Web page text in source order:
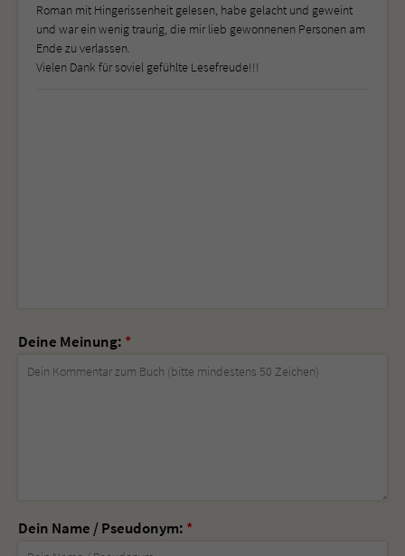
Roman mit Hingerissenheit gelesen, habe gelacht und geweint
und war ein wenig traurig, die mir lieb gewonnenen Personen am
Ende zu verlassen.
Vielen Dank für soviel gefühlte Lesefreude!!!
Deine Meinung: *
Dein Name / Pseudonym: *